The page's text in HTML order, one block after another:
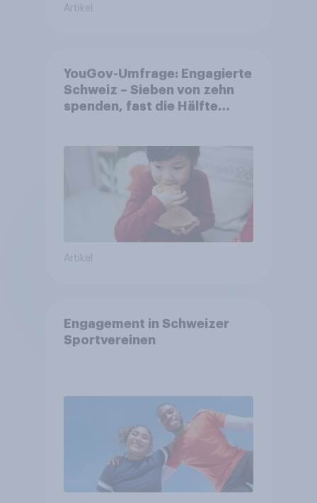
Artikel
YouGov-Umfrage: Engagierte
Schweiz – Sieben von zehn
spenden, fast die Hälfte
Artikel
Engagement in Schweizer
Sportvereinen